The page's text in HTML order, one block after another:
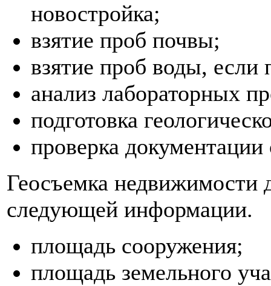
новостройка;
взятие проб почвы;
взятие проб воды,
анализ лабораторных
подготовка
проверка
Геосъемка недвижимости
следующей информации.
площадь сооружения;
площадь земельного